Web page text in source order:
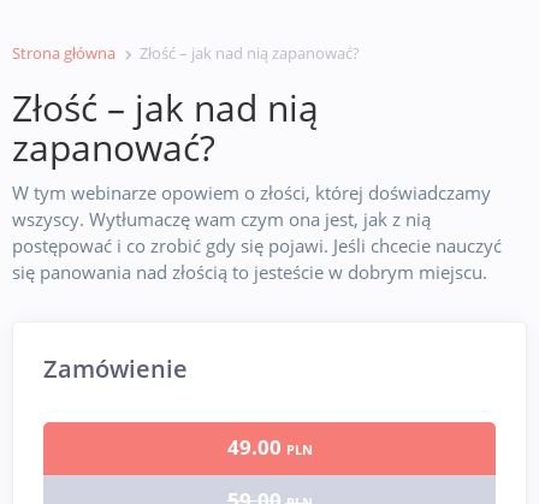
Strona główna Złość – jak nad nią zapanować?
Złość – jak nad nią
zapanować?
W tym webinarze opowiem o złości, której doświadczamy
wszyscy. Wytłumaczę wam czym ona jest, jak z nią
postępować i co zrobić gdy się pojawi. Jeśli chcecie nauczyć
się panowania nad złością to jesteście w dobrym miejscu.
Zamówienie
49.00 PLN